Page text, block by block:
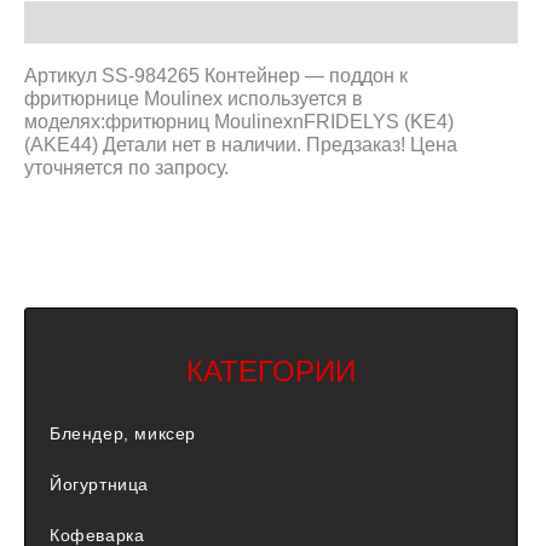
Артикул SS-984265 Контейнер — поддон к
фритюрнице Moulinex используется в
моделях:фритюрниц MoulinexnFRIDELYS (KE4)
(AKE44) Детали нет в наличии. Предзаказ! Цена
уточняется по запросу.
КАТЕГОРИИ
Блендер, миксер
Йогуртница
Кофеварка